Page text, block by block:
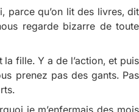
parce qu’on lit des livres, dit
regarde bizarre de toute
fille. Y a de l’action, et puis
prenez pas des gants. Pas
je m’enfermais des mois